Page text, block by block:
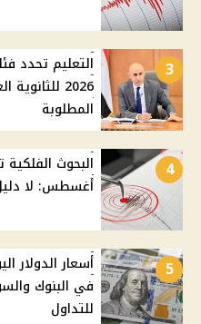
3
التعليم تحدد
2026
المطلوبة
4
أغسطس: لا
5
في البنوك
للتداول